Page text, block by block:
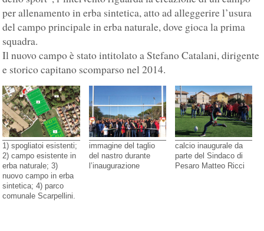
per allenamento in erba sintetica, atto ad alleggerire l’usura
del campo principale in erba naturale, dove gioca la prima
squadra.
Il nuovo campo è stato intitolato a Stefano Catalani, dirigente
e storico capitano scomparso nel 2014.
1) spogliatoi esistenti;
2) campo esistente in
erba naturale; 3)
nuovo campo in erba
sintetica; 4) parco
comunale Scarpellini.
immagine del taglio
del nastro durante
l’inaugurazione
calcio inaugurale da
parte del Sindaco di
Pesaro Matteo Ricci